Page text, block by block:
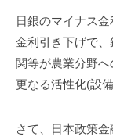
宏
章
事
務
日銀のマイナス
金利引き下げで
関等が農業分野
更なる活性化(設
さて、日本政策